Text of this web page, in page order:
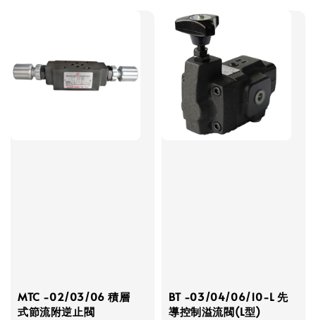
MTC -02/03/06 積層
式節流附逆止閥
BT -03/04/06/10-L 先
導控制溢流閥(L型)